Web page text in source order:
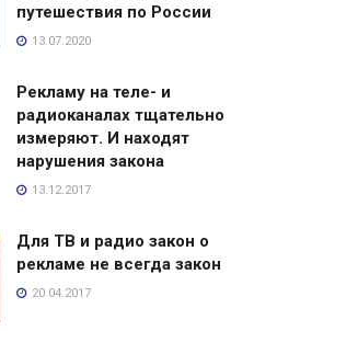
путешествия по России
13.07.2020
Рекламу на теле- и
радиоканалах тщательно
измеряют. И находят
нарушения закона
13.12.2017
Для ТВ и радио закон о
рекламе не всегда закон
20.04.2017